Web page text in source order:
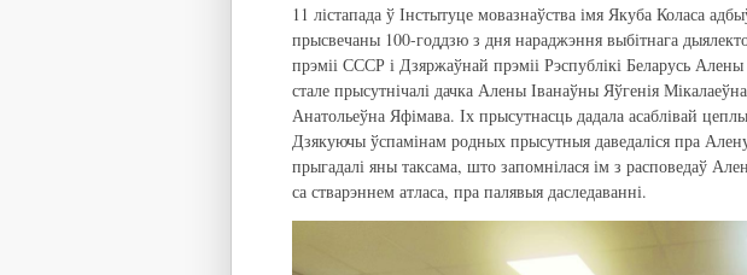
11 лістапада ў Інстытуце мовазнаўства імя Якуба Коласа
прысвечаны 100-годдзю з дня нараджэння выбітнага
прэміі СССР і Дзяржаўнай прэміі Рэспублікі Беларусь
стале прысутнічалі дачка Алены Іванаўны Яўгенія
Анатольеўна Яфімава. Іх прысутнасць дадала асаблівай
Дзякуючы ўспамінам родных прысутныя даведаліся пра
прыгадалі яны таксама, што запомнілася ім з расповедаў
са стварэннем атласа, пра палявыя даследаванні.